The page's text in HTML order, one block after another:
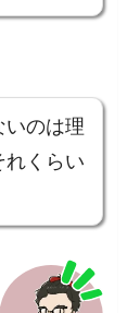
いのは理
れくらい